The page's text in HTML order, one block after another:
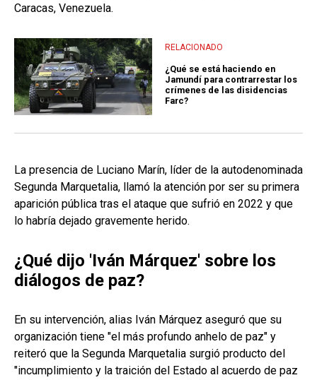
Caracas, Venezuela.
RELACIONADO
¿Qué se está haciendo en
Jamundí para contrarrestar los
crímenes de las disidencias
Farc?
La presencia de Luciano Marín, líder de la autodenominada
Segunda Marquetalia, llamó la atención por ser su primera
aparición pública tras el ataque que sufrió en 2022 y que
lo habría dejado gravemente herido.
¿Qué dijo 'Iván Márquez' sobre los
diálogos de paz?
En su intervención, alias Iván Márquez aseguró que su
organización tiene "el más profundo anhelo de paz" y
reiteró que la Segunda Marquetalia surgió producto del
"incumplimiento y la traición del Estado al acuerdo de paz